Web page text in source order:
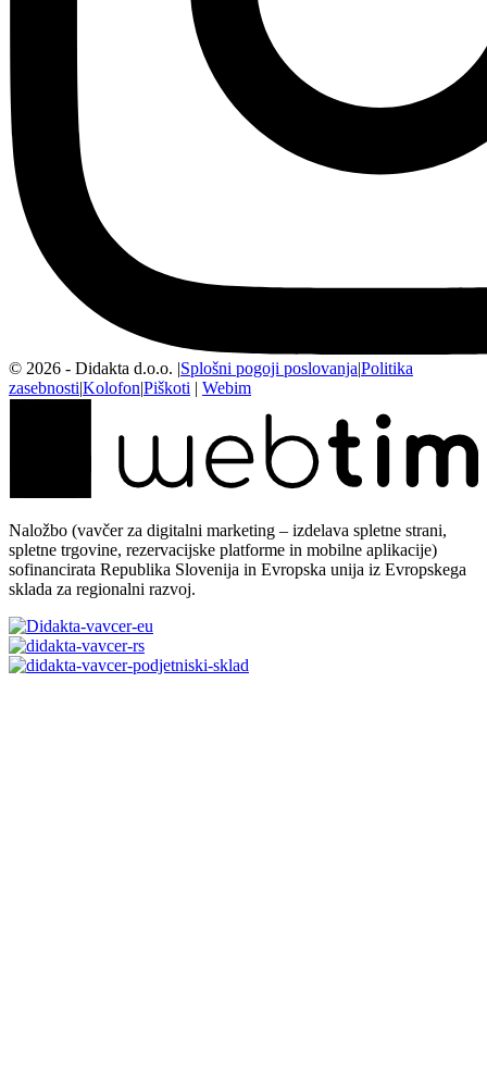
© 2026 - Didakta d.o.o. |Splošni pogoji poslovanja|Politika
zasebnosti|Kolofon|Piškoti | Webim
Naložbo (vavčer za digitalni marketing – izdelava spletne strani,
spletne trgovine, rezervacijske platforme in mobilne aplikacije)
sofinancirata Republika Slovenija in Evropska unija iz Evropskega
sklada za regionalni razvoj.